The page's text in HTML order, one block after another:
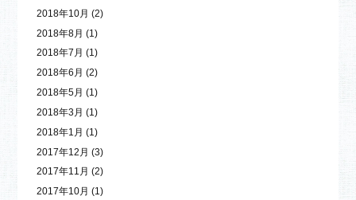
2018年10月 (2)
2018年8月 (1)
2018年7月 (1)
2018年6月 (2)
2018年5月 (1)
2018年3月 (1)
2018年1月 (1)
2017年12月 (3)
2017年11月 (2)
2017年10月 (1)